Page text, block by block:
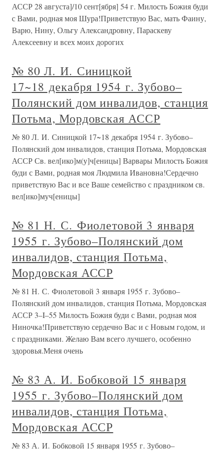
АССР 28 августа]/10 сент[ября] 54 г. Милость Божия буди
с Вами, родная моя Шура!Приветствую Вас, мать Фаину,
Варю, Нину, Ольгу Александровну, Параскеву
Алексеевну и всех моих дорогих
№ 80 Л. И. Синицкой
17~18 декабря 1954 г. Зубово–
Полянский дом инвалидов, станция
Потьма, Мордовская АССР
№ 80 Л. И. Синицкой 17~18 декабря 1954 г. Зубово–
Полянский дом инвалидов, станция Потьма, Мордовская
АССР Св. вел[ико]м(у]ч[еницы] Варвары Милость Божия
буди с Вами, родная моя Людмила Ивановна!Сердечно
приветствую Вас и все Ваше семейство с праздником св.
вел[ико]муч[еницы]
№ 81 Н. С. Фиолетовой 3 января
1955 г. Зубово–Полянский дом
инвалидов, станция Потьма,
Мордовская АССР
№ 81 Н. С. Фиолетовой 3 января 1955 г. Зубово–
Полянский дом инвалидов, станция Потьма, Мордовская
АССР 3–I–55 Милость Божия буди с Вами, родная моя
Ниночка!Приветствую сердечно Вас и с Новым годом, и
с праздниками. Желаю Вам всего лучшего, особенно
здоровья.Меня очень
№ 83 А. И. Бобковой 15 января
1955 г. Зубово–Полянский дом
инвалидов, станция Потьма,
Мордовская АССР
№ 83 А. И. Бобковой 15 января 1955 г. Зубово–